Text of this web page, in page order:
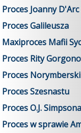
Proces Joanny D'Arc
Proces Galileusza
Maxiproces Mafii
Proces Rity
Proces Norymberski
Proces Szesnastu
Proces O.J. Simpsona
Proces w sprawie